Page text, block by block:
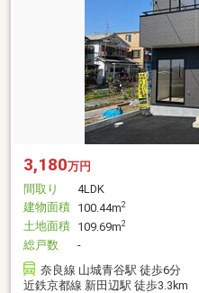
3,180万円
間取り
4LDK
建物面積 100.44m2
土地面積 109.69m2
総戸数
-
奈良線 山城青谷駅 徒歩6分
近鉄京都線 新田辺駅 徒歩3.3km